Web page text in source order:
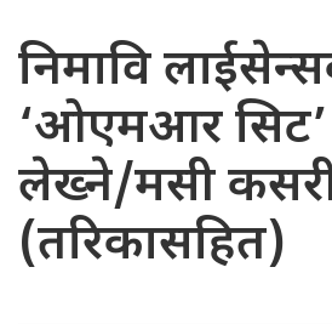
निमावि
‘ओएमआर सिट’
लेख्ने/मसी
(तरिकासहित)